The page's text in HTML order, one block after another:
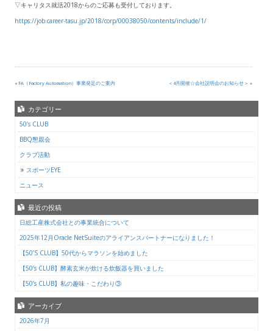
▽キャリタス就活2018からのご応募も受付しております。
https://job.career-tasu.jp/2018/corp/00038050/contents/include/1/
« FA（Factory Automation）事業発足のご案内 ＜4月開催☆会社説明会のお知らせ＞ »
カテゴリー
50’s CLUB
BBQ懇親会
クラブ活動
スポーツEYE
ニュース
最近の投稿
日総工産株式会社との事業統合について
2025年12月Oracle NetSuiteのアライアンスパートナーになりました！
【50’S CLUB】50代からマラソンを始めました
【50’s CLUB】酵素玄米が炊ける炊飯器を買いました
【50’s CLUB】私の趣味・こだわり③
アーカイブ
2026年7月